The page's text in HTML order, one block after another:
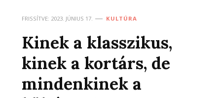
FRISSÍTVE: 2023. JÚNIUS 17. KULTÚRA
Kinek a klasszikus,
kinek a kortárs, de
mindenkinek a